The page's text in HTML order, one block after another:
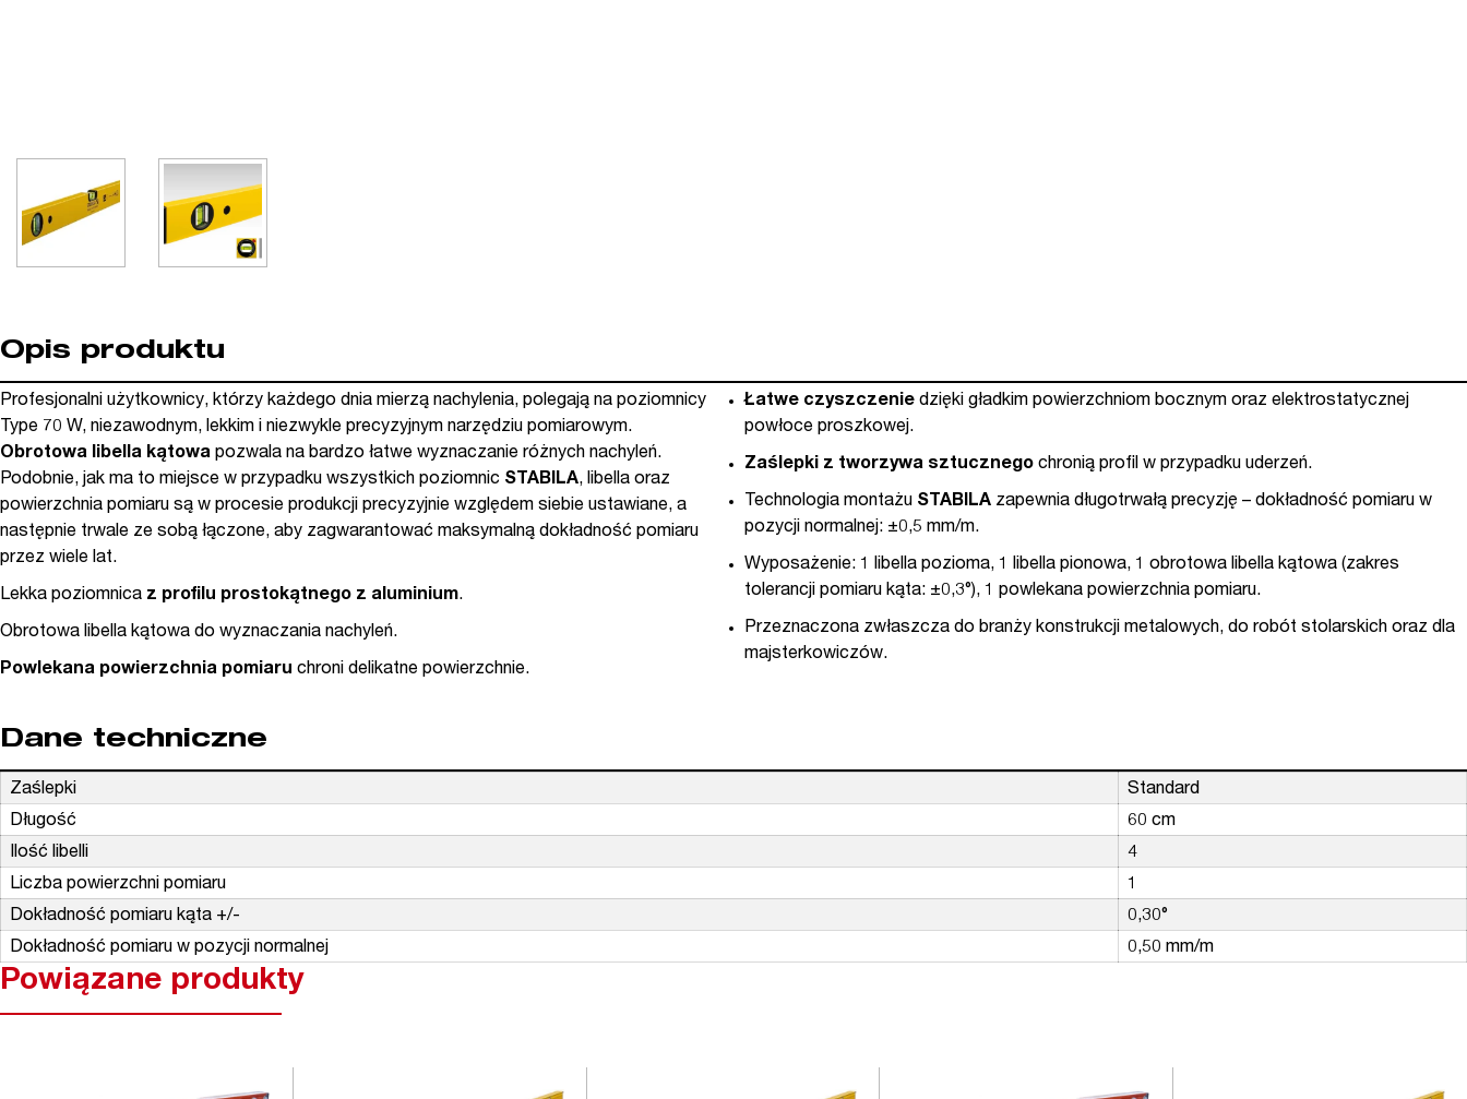
Opis produktu
Profesjonalni użytkownicy, którzy każdego dnia mierzą nachylenia, polegają na poziomnicy
Type 70 W, niezawodnym, lekkim i niezwykle precyzyjnym narzędziu pomiarowym.
Obrotowa libella kątowa pozwala na bardzo łatwe wyznaczanie różnych nachyleń.
Podobnie, jak ma to miejsce w przypadku wszystkich poziomnic STABILA, libella oraz
powierzchnia pomiaru są w procesie produkcji precyzyjnie względem siebie ustawiane, a
następnie trwale ze sobą łączone, aby zagwarantować maksymalną dokładność pomiaru
przez wiele lat.
Lekka poziomnica z profilu prostokątnego z aluminium.
Obrotowa libella kątowa do wyznaczania nachyleń.
Powlekana powierzchnia pomiaru chroni delikatne powierzchnie.
Łatwe czyszczenie dzięki gładkim powierzchniom bocznym oraz elektrostatycznej
powłoce proszkowej.
Zaślepki z tworzywa sztucznego chronią profil w przypadku uderzeń.
Technologia montażu STABILA zapewnia długotrwałą precyzję – dokładność pomiaru w
pozycji normalnej: ±0,5 mm/m.
Wyposażenie: 1 libella pozioma, 1 libella pionowa, 1 obrotowa libella kątowa (zakres
tolerancji pomiaru kąta: ±0,3°), 1 powlekana powierzchnia pomiaru.
Przeznaczona zwłaszcza do branży konstrukcji metalowych, do robót stolarskich oraz dla
majsterkowiczów.
Dane techniczne
Zaślepki
Standard
Długość
60 cm
Ilość libelli
4
Liczba powierzchni pomiaru
1
Dokładność pomiaru kąta +/-
0,30°
Dokładność pomiaru w pozycji normalnej
0,50 mm/m
Powiązane produkty